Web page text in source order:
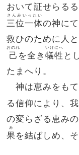
おいて証せらる
三位一体
さんみいったい
の神に
救ひのために人
己
おのれ
を全き犠牲
いけにへ
と
たまへり。
神は恵みをも
る信仰により、
の変らざる恵み
果
み
を結ばしめ、